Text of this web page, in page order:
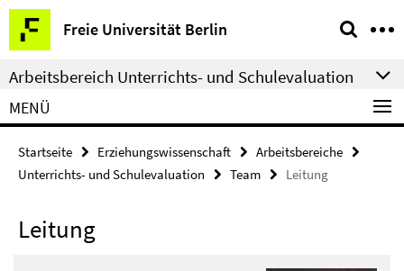
Springe
direkt
zu
Inhalt
Freie Universität Berlin
Service-
Navigation
Arbeitsbereich Unterrichts- und Schulevaluation
MENÜ
Startseite Erziehungswissenschaft
Arbeitsbereiche
Unterrichts- und Schulevaluation
Team Leitung
Leitung